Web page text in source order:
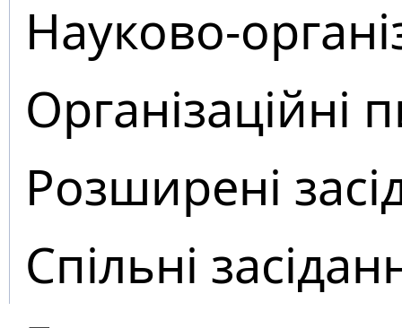
Науково-
Організаційні
Розширені
Спільні